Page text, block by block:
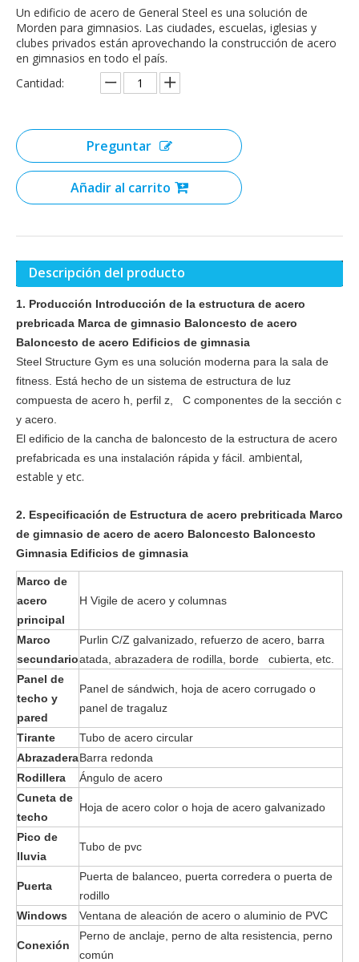
Un edificio de acero de General Steel es una solución de
Morden para gimnasios. Las ciudades, escuelas, iglesias y
clubes privados están aprovechando la construcción de acero
en gimnasios en todo el país.
Cantidad:
Preguntar
Añadir al carrito
Descripción del producto
1. Producción Introducción de la estructura de acero
prebricada Marca de gimnasio Baloncesto de acero
Baloncesto de acero Edificios de gimnasia
Steel Structure Gym es una solución moderna para la sala de
fitness. Está hecho de un sistema de estructura de luz
compuesta de acero h, perfil z, C componentes de la sección c
y acero.
El edificio de la cancha de baloncesto de la estructura de acero
prefabricada es una instalación rápida y fácil. ambiental,
estable y etc.
2. Especificación de Estructura de acero prebriticada Marco
de gimnasio de acero de acero Baloncesto Baloncesto
Gimnasia Edificios de gimnasia
Marco de
acero
principal
H Vigile de acero y columnas
Marco
secundario
Purlin C/Z galvanizado, refuerzo de acero, barra
atada, abrazadera de rodilla, borde cubierta, etc.
Panel de
techo y
pared
Panel de sándwich, hoja de acero corrugado o
panel de tragaluz
Tirante
Tubo de acero circular
AbrazaderaBarra redonda
Rodillera
Ángulo de acero
Cuneta de
techo
Hoja de acero color o hoja de acero galvanizado
Pico de
lluvia
Tubo de pvc
Puerta
Puerta de balanceo, puerta corredera o puerta de
rodillo
Windows
Ventana de aleación de acero o aluminio de PVC
Conexión
Perno de anclaje, perno de alta resistencia, perno
común